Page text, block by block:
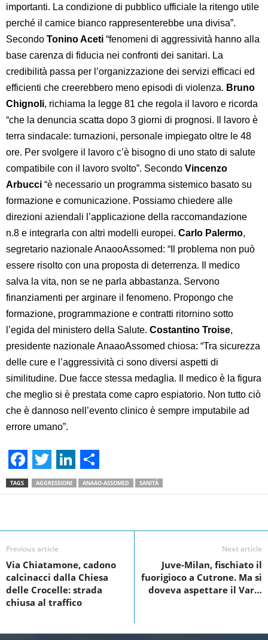
importanti. La condizione di pubblico ufficiale la ritengo utile
perché il camice bianco rappresenterebbe una divisa”.
Secondo Tonino Aceti “fenomeni di aggressività hanno alla
base carenza di fiducia nei confronti dei sanitari. La
credibilità passa per l’organizzazione dei servizi efficaci ed
efficienti che creerebbero meno episodi di violenza. Bruno
Chignoli, richiama la legge 81 che regola il lavoro e ricorda
“che la denuncia scatta dopo 3 giorni di prognosi. Il lavoro è
terra sindacale: turnazioni, personale impiegato oltre le 48
ore. Per svolgere il lavoro c’è bisogno di uno stato di salute
compatibile con il lavoro svolto”. Secondo Vincenzo
Arbucci “è necessario un programma sistemico basato su
formazione e comunicazione. Possiamo chiedere alle
direzioni aziendali l’applicazione della raccomandazione
n.8 e integrarla con altri modelli europei. Carlo Palermo,
segretario nazionale AnaooAssomed: “Il problema non può
essere risolto con una proposta di deterrenza. Il medico
salva la vita, non se ne parla abbastanza. Servono
finanziamenti per arginare il fenomeno. Propongo che
formazione, programmazione e contratti ritornino sotto
l’egida del ministero della Salute. Costantino Troise,
presidente nazionale AnaaoAssomed chiosa: “Tra sicurezza
delle cure e l’aggressività ci sono diversi aspetti di
similitudine. Due facce stessa medaglia. Il medico è la figura
che meglio si è prestata come capro espiatorio. Non tutto ciò
che è dannoso nell’evento clinico è sempre imputabile ad
errore umano”.
F
a
e
b
o
o
k
T
w
t
t
e
r
L
i
k
e
d
I
n
S
h
r
TAGS AGGRESSIONI ANAAO-ASSOMED SANITÀ
Previous article
Via Chiatamone, cadono
calcinacci dalla Chiesa
delle Crocelle: strada
chiusa al traffico
Next article
Juve-Milan, fischiato il
fuorigioco a Cutrone. Ma si
doveva aspettare il Var…